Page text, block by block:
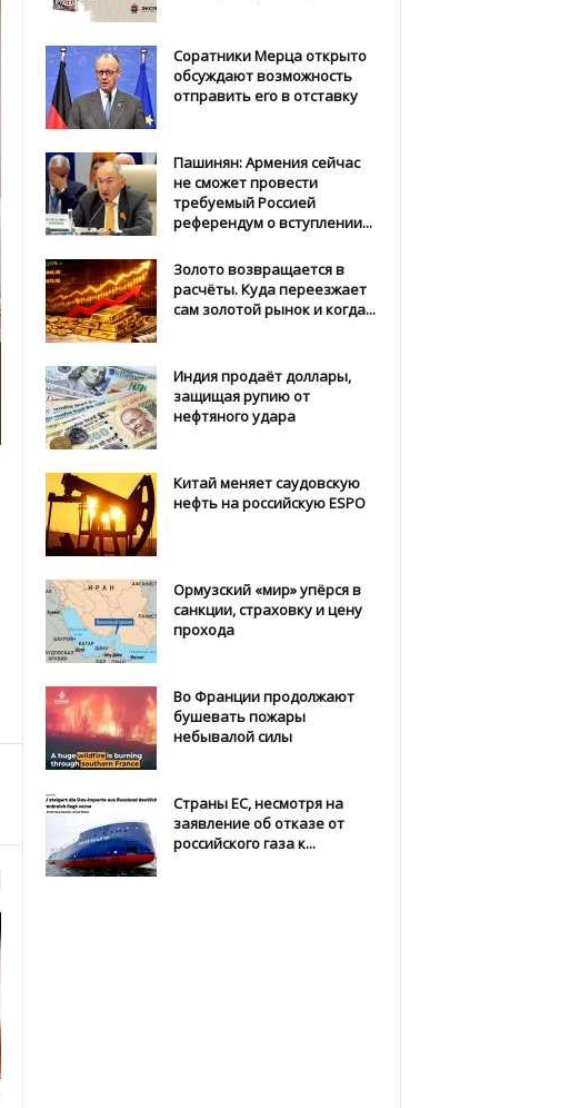
Соратники Мерца открыто
обсуждают возможность
отправить его в отставку
Пашинян: Армения сейчас
не сможет провести
требуемый Россией
референдум о вступлении...
Золото возвращается в
расчёты. Куда переезжает
сам золотой рынок и когда...
Индия продаёт доллары,
защищая рупию от
нефтяного удара
Китай меняет саудовскую
нефть на российскую ESPO
Ормузский «мир» упёрся в
санкции, страховку и цену
прохода
Во Франции продолжают
бушевать пожары
небывалой силы
Страны ЕС, несмотря на
заявление об отказе от
российского газа к...